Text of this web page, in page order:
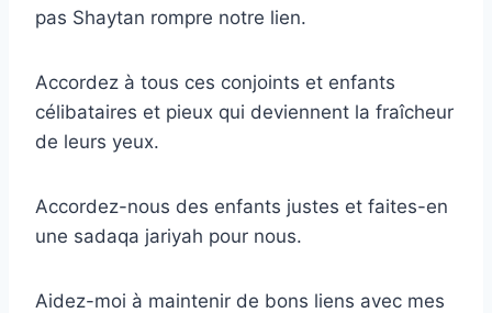
pas Shaytan rompre notre lien.
Accordez à tous ces conjoints et enfants
célibataires et pieux qui deviennent la fraîcheur
de leurs yeux.
Accordez-nous des enfants justes et faites-en
une sadaqa jariyah pour nous.
Aidez-moi à maintenir de bons liens avec mes